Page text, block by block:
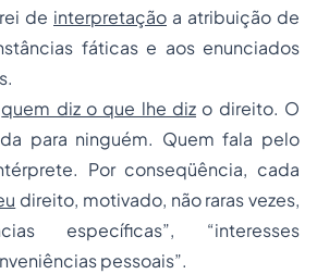
de interpretação a atribuição de
fáticas e aos enunciados
quem diz o que lhe diz o direito. O
para ninguém. Quem fala pelo
Por conseqüência, cada
direito, motivado, não raras vezes,
específicas”, “interesses
pessoais”.